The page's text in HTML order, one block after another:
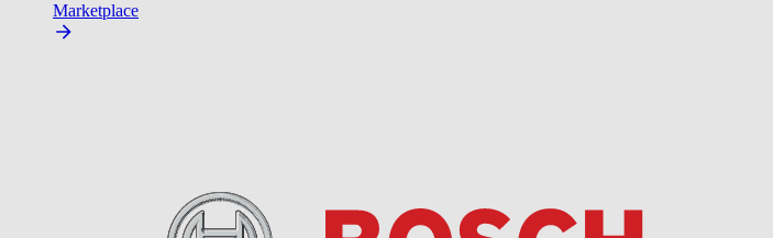
Marketplace